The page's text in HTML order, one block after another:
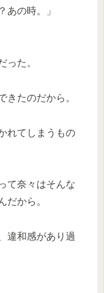
あの時。」
った。
きたのだから。
れてしまうもの
て奈々はそんな
だから。
違和感があり過